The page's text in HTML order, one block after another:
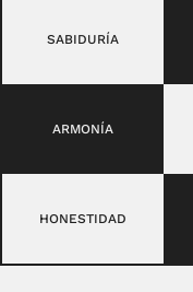
SABIDURÍA
ARMONÍA
HONESTIDAD